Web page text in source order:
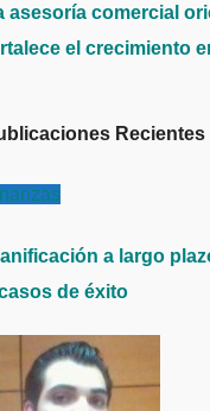
asesoría comercial
el crecimiento
Recientes
a largo
de éxito